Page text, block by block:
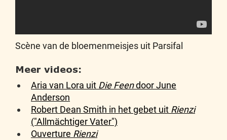
Scène van de bloemenmeisjes uit Parsifal
Meer videos:
Aria van Lora uit Die Feendoor June
Anderson
Robert Dean Smith in het gebet uit Rienzi
("Allmächtiger Vater")
Ouverture Rienzi